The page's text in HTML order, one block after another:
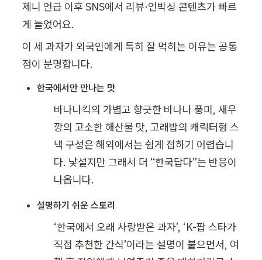
제니 언급 이후 SNS에서 리뷰·언박싱 콘텐츠가 빠르
게 늘었어요.
이 세 과자가 외국인에게 특히 잘 먹히는 이유는 공통
점이 분명합니다.
한국에서만 만나는 맛
바나나킥의 가볍고 향긋한 바나나 풍미, 새우
깡의 고소한 해산물 맛, 고래밥의 캐릭터형 스
낵 구성은 해외에서는 쉽게 접하기 어렵습니
다. 낯설지만 그래서 더 “한국답다”는 반응이
나옵니다.
설명하기 쉬운 스토리
‘한국에서 오래 사랑받은 과자’, ‘K-팝 스타가
직접 추천한 간식’이라는 설명이 붙으면서, 여